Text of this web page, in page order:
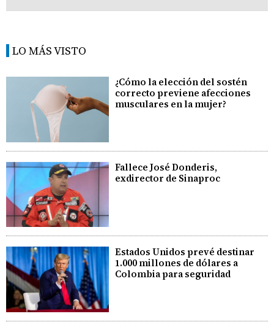
LO MÁS VISTO
¿Cómo la elección del sostén
correcto previene afecciones
musculares en la mujer?
Fallece José Donderis,
exdirector de Sinaproc
Estados Unidos prevé destinar
1.000 millones de dólares a
Colombia para seguridad